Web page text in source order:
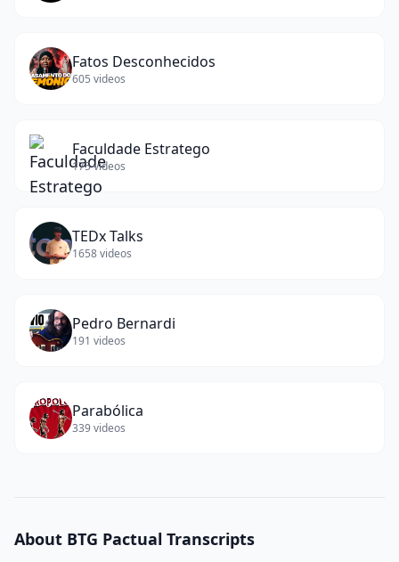
Fatos Desconhecidos
605 videos
Faculdade Estratego
175videos
TEDx Talks
1658videos
Pedro Bernardi
191 videos
Parabólica
339videos
About BTG Pactual Transcripts